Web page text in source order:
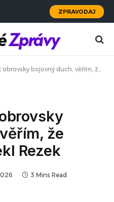
ZPRAVODAJ
bojovný duch, věřím, že postoupíme, řekl Rezek
že
Rezek
3 Mins Read